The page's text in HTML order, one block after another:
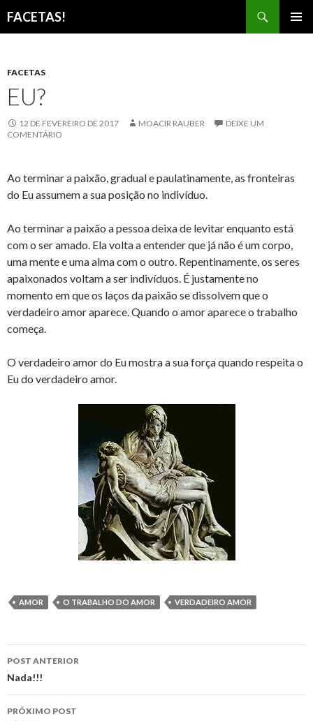
FACETAS!
CONTEÚDO
FACETAS
EU?
12 DE FEVEREIRO DE 2017 MOACIR RAUBER
DEIXE UM
COMENTÁRIO
Ao terminar a paixão, gradual e paulatinamente, as fronteiras
do Eu assumem a sua posição no indivíduo.
Ao terminar a paixão a pessoa deixa de levitar enquanto está
com o ser amado. Ela volta a entender que já não é um corpo,
uma mente e uma alma com o outro. Repentinamente, os seres
apaixonados voltam a ser indivíduos. É justamente no
momento em que os laços da paixão se dissolvem que o
verdadeiro amor aparece. Quando o amor aparece o trabalho
começa.
O verdadeiro amor do Eu mostra a sua força quando respeita o
Eu do verdadeiro amor.
AMOR O TRABALHO DO AMOR VERDADEIRO AMOR
Navegação
de
posts
POST ANTERIOR
Nada!!!
PRÓXIMO POST